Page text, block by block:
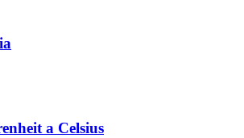
a Celsius